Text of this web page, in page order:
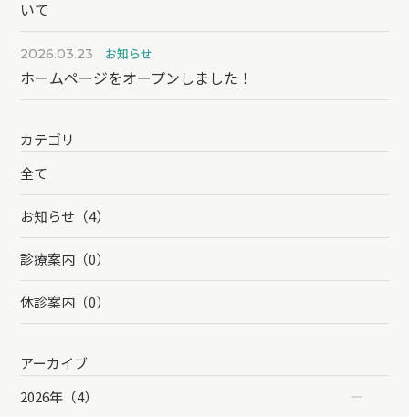
いて
2026.03.23 お知らせ
ホームページをオープンしました！
カテゴリ
全て
お知らせ（4）
診療案内（0）
休診案内（0）
アーカイブ
2026年（4）